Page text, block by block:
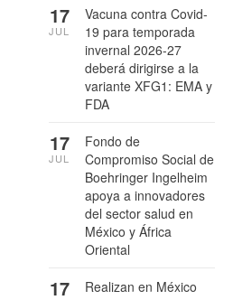
Vacuna contra Covid-
19 para temporada
invernal 2026-27
deberá dirigirse a la
variante XFG1: EMA y
FDA
17
JUL
Fondo de
Compromiso Social de
Boehringer Ingelheim
apoya a innovadores
del sector salud en
México y África
Oriental
17
JUL
Realizan en México
17